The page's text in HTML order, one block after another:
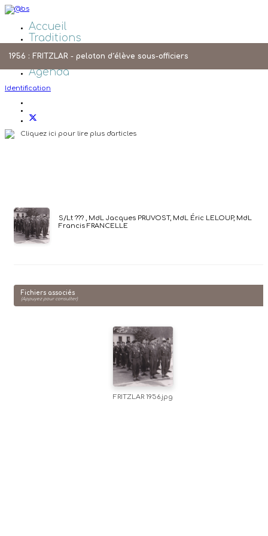
Accueil
Traditions
Liens
Agenda
Identification
Cliquez ici pour lire plus d'articles
1956 : FRITZLAR - peloton d´élève sous-officiers
S/Lt ??? , MdL Jacques PRUVOST, MdL Éric LELOUP, MdL
Francis FRANCELLE
Fichiers associés
(Appuyez pour consulter)
FRITZLAR 1956.jpg